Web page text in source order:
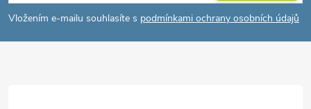
p
a
Vložením e-mailu souhlasíte s podmínkami ochrany osobních údajů